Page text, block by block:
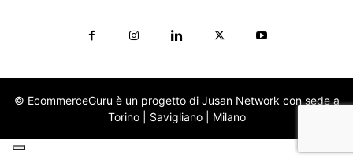
© EcommerceGuru è un progetto di Jusan Network con sede a
Torino | Savigliano | Milano